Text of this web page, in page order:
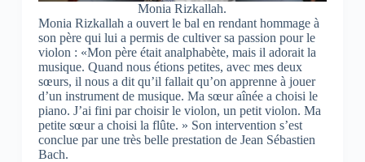
Monia Rizkallah.
Monia Rizkallah a ouvert le bal en rendant hommage à
son père qui lui a permis de cultiver sa passion pour le
violon : «Mon père était analphabète, mais il adorait la
musique. Quand nous étions petites, avec mes deux
sœurs, il nous a dit qu’il fallait qu’on apprenne à jouer
d’un instrument de musique. Ma sœur aînée a choisi le
piano. J’ai fini par choisir le violon, un petit violon. Ma
petite sœur a choisi la flûte. » Son intervention s’est
conclue par une très belle prestation de Jean Sébastien
Bach.